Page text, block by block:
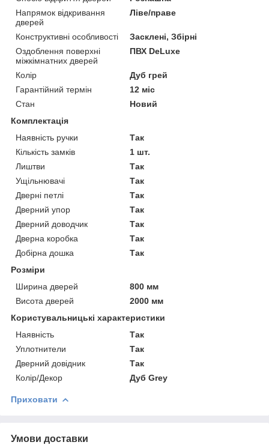
Напрямок відкривання
дверей
Ліве/праве
Конструктивні особливості
Засклені, Збірні
Оздоблення поверхні
міжкімнатних дверей
ПВХ DeLuxe
Колір
Дуб грей
Гарантійний термін
12 міс
Стан
Новий
Комплектація
Наявність ручки
Так
Кількість замків
1 шт.
Лиштви
Так
Ущільнювачі
Так
Дверні петлі
Так
Дверний упор
Так
Дверний доводчик
Так
Дверна коробка
Так
Добірна дошка
Так
Розміри
Ширина дверей
800 мм
Висота дверей
2000 мм
Користувальницькі характеристики
Наявність
Так
Уплотнители
Так
Дверний довідник
Так
Колір/Декор
Дуб Grey
Приховати
Умови доставки